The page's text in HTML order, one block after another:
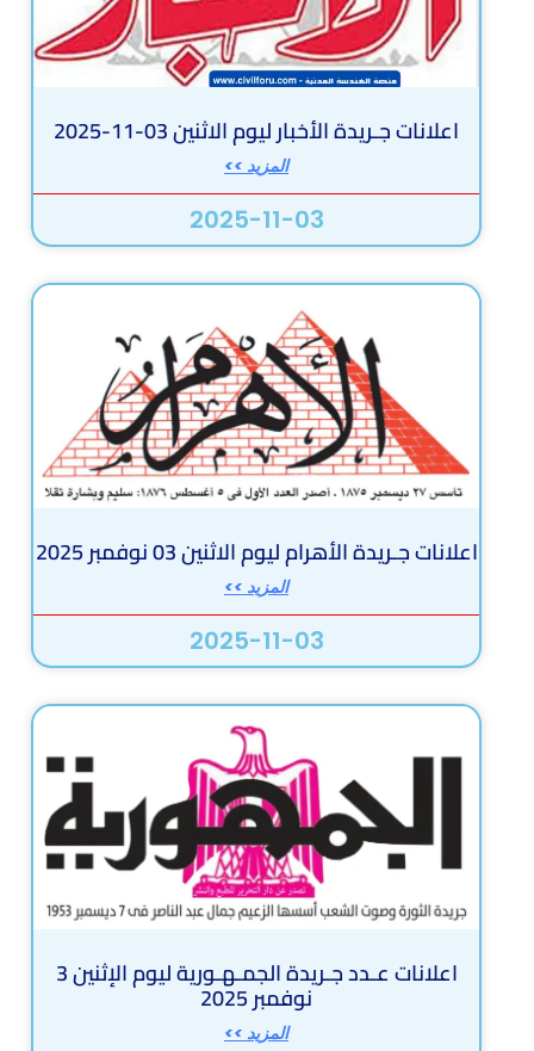
اعلانات جـريدة الأخبار ليوم الاثنين 03-11-2025
المزيد >>
2025-11-03
اعلانات جـريدة الأهرام ليوم الاثنين 03 نوفمبر 2025
المزيد >>
2025-11-03
اعلانات عـدد جـريدة الجمـهـورية ليوم الإثنين 3
نوفمبر 2025
المزيد >>